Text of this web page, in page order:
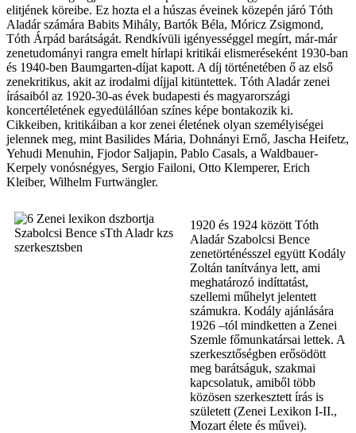
elitjének köreibe. Ez hozta el a húszas éveinek közepén járó Tóth
Aladár számára Babits Mihály, Bartók Béla, Móricz Zsigmond,
Tóth Árpád barátságát. Rendkívüli igényességgel megírt, már-már
zenetudományi rangra emelt hírlapi kritikái elismeréseként 1930-ban
és 1940-ben Baumgarten-díjat kapott. A díj történetében ő az első
zenekritikus, akit az irodalmi díjjal kitüntettek. Tóth Aladár zenei
írásaiból az 1920-30-as évek budapesti és magyarországi
koncertéletének egyedülállóan színes képe bontakozik ki.
Cikkeiben, kritikáiban a kor zenei életének olyan személyiségei
jelennek meg, mint Basilides Mária, Dohnányi Ernő, Jascha Heifetz,
Yehudi Menuhin, Fjodor Saljapin, Pablo Casals, a Waldbauer-
Kerpely vonósnégyes, Sergio Failoni, Otto Klemperer, Erich
Kleiber, Wilhelm Furtwängler.
1920 és 1924 között Tóth
Aladár Szabolcsi Bence
zenetörténésszel együtt Kodály
Zoltán tanítványa lett, ami
meghatározó indíttatást,
szellemi műhelyt jelentett
számukra. Kodály ajánlására
1926 –tól mindketten a Zenei
Szemle főmunkatársai lettek. A
szerkesztőségben erősödött
meg barátságuk, szakmai
kapcsolatuk, amiből több
közösen szerkesztett írás is
született (Zenei Lexikon I-II.,
Mozart élete és művei).